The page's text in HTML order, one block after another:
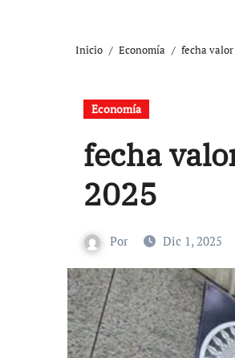
Inicio Economía fecha
Economía
fecha
2025
Por Dic 1, 2025